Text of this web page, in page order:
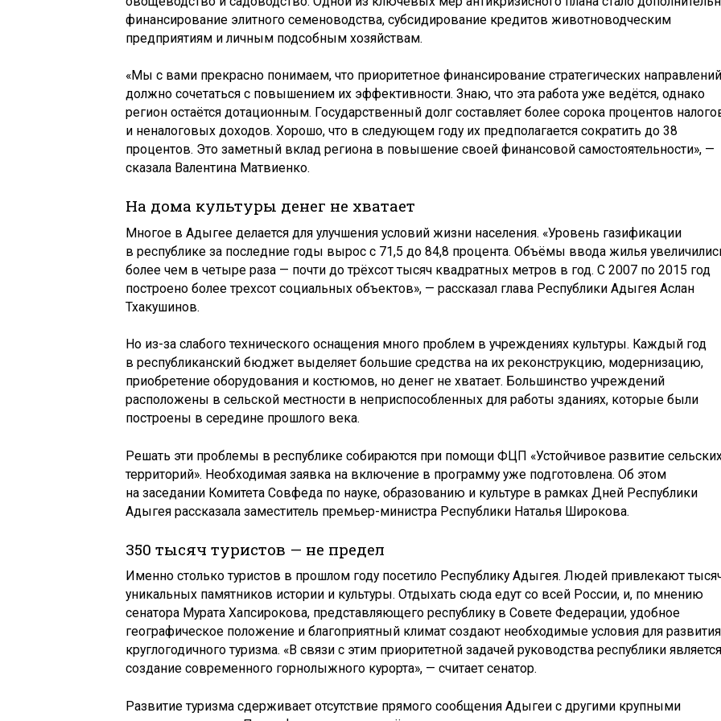
финансирование элитного семеноводства, субсидирование кредитов животноводческим
предприятиям и личным подсобным хозяйствам.
«Мы с вами прекрасно понимаем, что приоритетное финансирование стратегических направлений
должно сочетаться с повышением их эффективности. Знаю, что эта работа уже ведётся, однако
регион остаётся дотационным. Государственный долг составляет более сорока процентов
и неналоговых доходов. Хорошо, что в следующем году их предполагается сократить до 38
процентов. Это заметный вклад региона в повышение своей финансовой самостоятельности», —
сказала Валентина Матвиенко.
На дома культуры денег не хватает
Многое в Адыгее делается для улучшения условий жизни населения. «Уровень газификации
в республике за последние годы вырос с 71,5 до 84,8 процента. Объёмы ввода жилья
более чем в четыре раза — почти до трёхсот тысяч квадратных метров в год. С 2007 по 2015 год
построено более трехсот социальных объектов», — рассказал глава Республики Адыгея Аслан
Тхакушинов.
Но из-за слабого технического оснащения много проблем в учреждениях культуры. Каждый год
в республиканский бюджет выделяет большие средства на их реконструкцию, модернизацию,
приобретение оборудования и костюмов, но денег не хватает. Большинство учреждений
расположены в сельской местности в неприспособленных для работы зданиях, которые были
построены в середине прошлого века.
Решать эти проблемы в республике собираются при помощи ФЦП «Устойчивое развитие
территорий». Необходимая заявка на включение в программу уже подготовлена. Об этом
на заседании Комитета Совфеда по науке, образованию и культуре в рамках Дней Республики
Адыгея рассказала заместитель премьер-министра Республики Наталья Широкова.
350 тысяч туристов — не предел
Именно столько туристов в прошлом году посетило Республику Адыгея. Людей привлекают
уникальных памятников истории и культуры. Отдыхать сюда едут со всей России, и, по мнению
сенатора Мурата Хапсирокова, представляющего республику в Совете Федерации, удобное
географическое положение и благоприятный климат создают необходимые условия для развития
круглогодичного туризма. «В связи с этим приоритетной задачей руководства республики является
создание современного горнолыжного курорта», — считает сенатор.
Развитие туризма сдерживает отсутствие прямого сообщения Адыгеи с другими крупными